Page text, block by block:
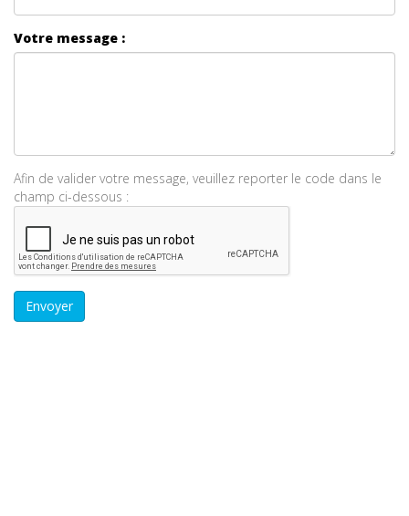
Votre message :
Afin de valider votre message, veuillez reporter le code dans le
champ ci-dessous :